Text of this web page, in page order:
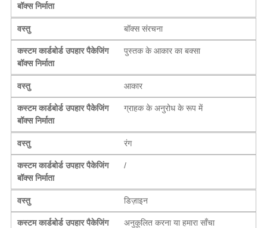
बॉक्स निर्माता
वस्तु बॉक्स संरचना
कस्टम कार्डबोर्ड उपहार पैकेजिंग
बॉक्स निर्माता
पुस्तक के आकार का बक्सा
वस्तु आकार
कस्टम कार्डबोर्ड उपहार पैकेजिंग
बॉक्स निर्माता
ग्राहक के अनुरोध के रूप में
वस्तु रंग
कस्टम कार्डबोर्ड उपहार पैकेजिंग
बॉक्स निर्माता
/
वस्तु डिज़ाइन
कस्टम कार्डबोर्ड उपहार पैकेजिंग
अनुकूलित करना या हमारा साँचा